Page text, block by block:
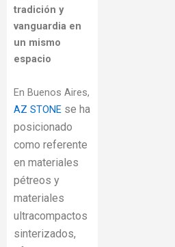
tradición y
vanguardia en
un mismo
espacio
En Buenos Aires,
AZ STONE se ha
posicionado
como referente
en materiales
pétreos y
materiales
ultracompactos
sinterizados,